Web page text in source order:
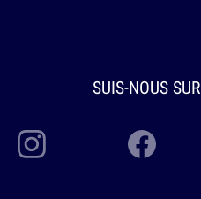
SUIS-NOUS SUR